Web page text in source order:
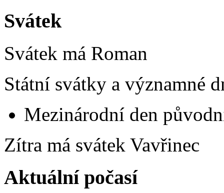
Svátek
Svátek má Roman
Státní svátky a významné
Mezinárodní den
Zítra má svátek Vavřinec
Aktuální počasí